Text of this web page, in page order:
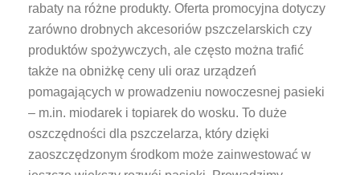
rabaty na różne produkty. Oferta promocyjna dotyczy
zarówno drobnych akcesoriów pszczelarskich czy
produktów spożywczych, ale często można trafić
także na obniżkę ceny uli oraz urządzeń
pomagających w prowadzeniu nowoczesnej pasieki
– m.in. miodarek i topiarek do wosku. To duże
oszczędności dla pszczelarza, który dzięki
zaoszczędzonym środkom może zainwestować w